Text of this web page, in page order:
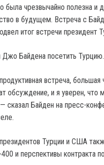
была чрезвычайно полезна
в будущем. Встреча с
итог встречи президент
Джо Байдена посетить Турцию.
встреча,
обсуждение, и я уверен, что
сказал Байден на пресс-
Турции и США
и перспективы контракта